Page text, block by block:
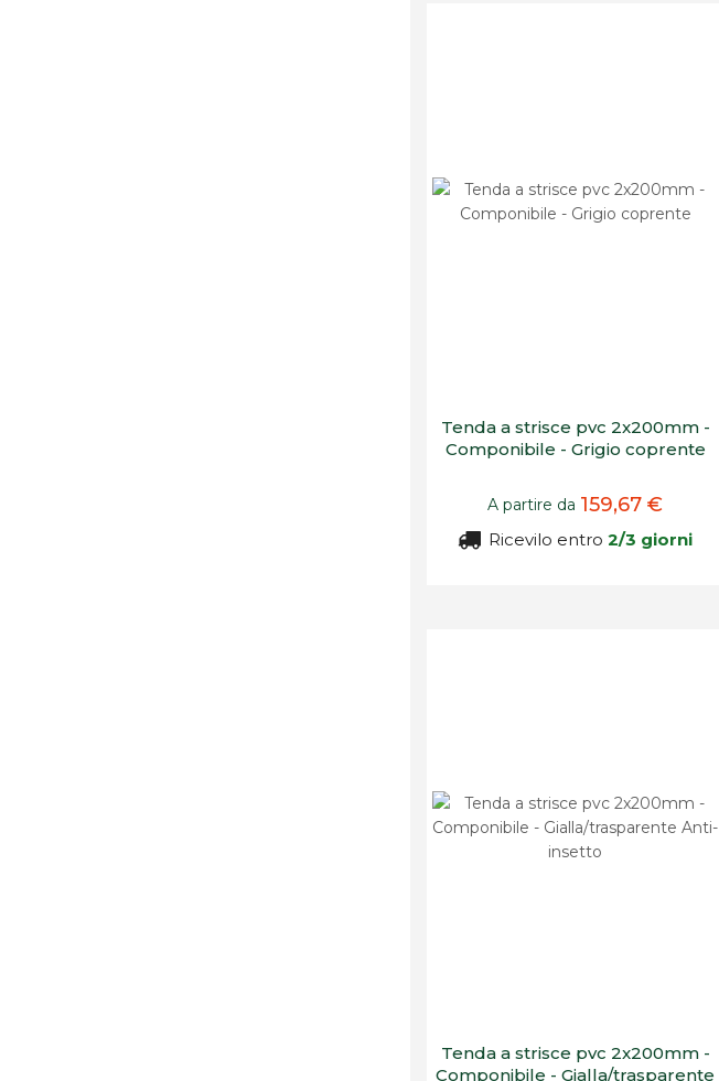
Tenda a strisce pvc 2x200mm -
Componibile - Grigio coprente
A partire da 159,67 €
Ricevilo entro2/3 giorni
Tenda a strisce pvc 2x200mm -
Componibile - Gialla/trasparente